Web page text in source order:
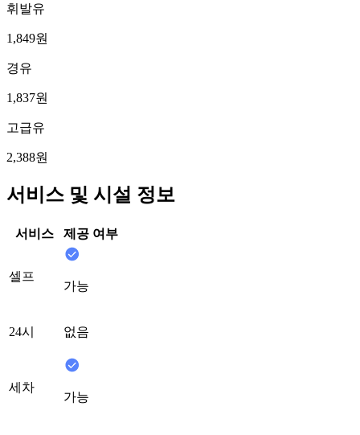
휘발유
1,849원
경유
1,837원
고급유
2,388원
서비스 및 시설 정보
서비스 제공 여부
셀프
가능
24시 없음
세차
가능